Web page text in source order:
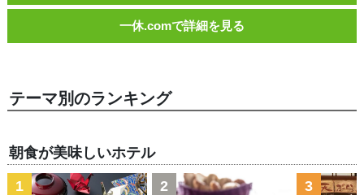
一休.comで詳細を見る
テーマ別のランキング
朝食が美味しいホテル
1 2 3